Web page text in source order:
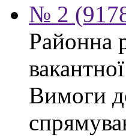
№ 2
Районна
Вимоги